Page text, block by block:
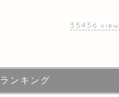
35436 view
ランキング